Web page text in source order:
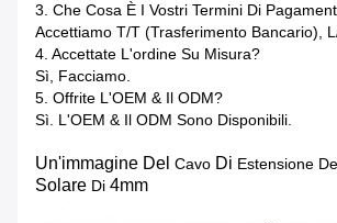
3. Che Cosa È I Vostri Termini Di
Accettiamo T/T (trasferimento Bancario),
4. Accettate L'ordine Su Misura?
Sì, Facciamo.
5. Offrite L'OEM & Il ODM?
Sì. L'OEM & Il ODM Sono Disponibili.
Un'immagine Del Cavo Di Estensione
Solare Di 4mm